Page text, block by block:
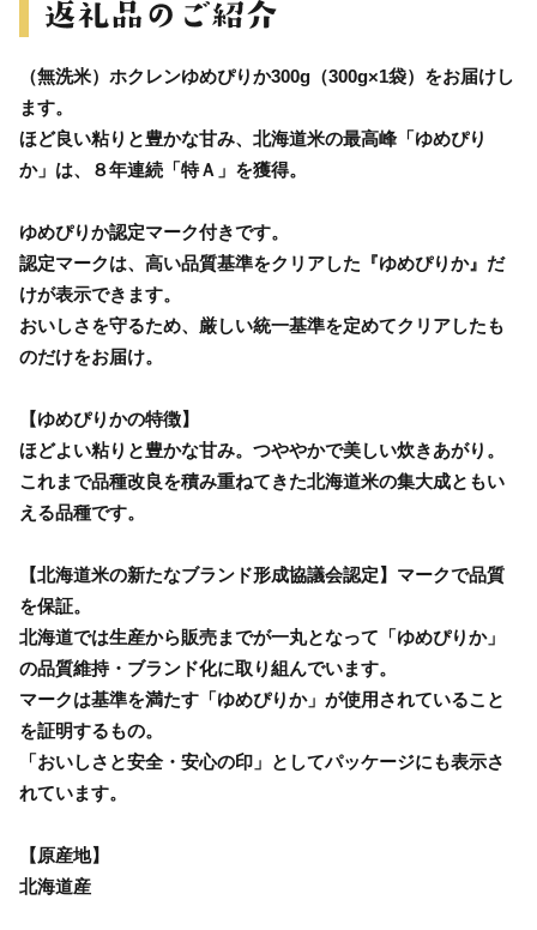
（無洗米）ホクレンゆめぴりか300g（300g×1袋）をお届けし
ます。
ほど良い粘りと豊かな甘み、北海道米の最高峰「ゆめぴり
か」は、８年連続「特Ａ」を獲得。
ゆめぴりか認定マーク付きです。
認定マークは、高い品質基準をクリアした『ゆめぴりか』だ
けが表示できます。
おいしさを守るため、厳しい統一基準を定めてクリアしたも
のだけをお届け。
【ゆめぴりかの特徴】
ほどよい粘りと豊かな甘み。つややかで美しい炊きあがり。
これまで品種改良を積み重ねてきた北海道米の集大成ともい
える品種です。
【北海道米の新たなブランド形成協議会認定】マークで品質
を保証。
北海道では生産から販売までが一丸となって「ゆめぴりか」
の品質維持・ブランド化に取り組んでいます。
マークは基準を満たす「ゆめぴりか」が使用されていること
を証明するもの。
「おいしさと安全・安心の印」としてパッケージにも表示さ
れています。
【原産地】
北海道産